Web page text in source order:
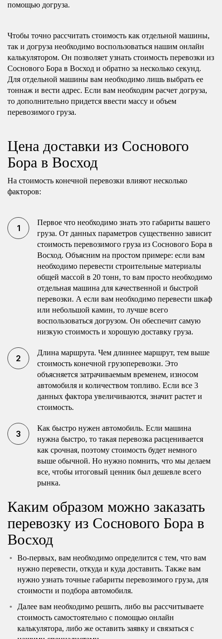
помощью догруза.
Чтобы точно рассчитать стоимость как отдельной машины,
так и догруза необходимо воспользоваться нашим онлайн
калькулятором. Он позволяет узнать стоимость перевозки из
Соснового Бора в Восход и обратно за несколько секунд.
Для отдельной машины вам необходимо лишь выбрать ее
тоннаж и вести адрес. Если вам необходим расчет догруза,
то дополнительно придется ввести массу и объем
перевозимого груза.
Цена доставки из Соснового
Бора в Восход
На стоимость конечной перевозки влияют несколько
факторов:
Первое что необходимо знать это габариты вашего
груза. От данных параметров существенно зависит
стоимость перевозимого груза из Соснового Бора в
Восход. Объясним на простом примере: если вам
необходимо перевести строительные материалы
общей массой в 20 тонн, то вам просто необходимо
отдельная машина для качественной и быстрой
перевозки. А если вам необходимо перевести шкаф
или небольшой камин, то лучше всего
воспользоваться догрузом. Он обеспечит самую
низкую стоимость и хорошую доставку груза.
Длина маршрута. Чем длиннее маршрут, тем выше
стоимость конечной грузоперевозки. Это
объясняется затрачиваемым временем, износом
автомобиля и количеством топливо. Если все 3
данных фактора увеличиваются, значит растет и
стоимость.
Как быстро нужен автомобиль. Если машина
нужна быстро, то такая перевозка расценивается
как срочная, поэтому стоимость будет немного
выше обычной. Но нужно помнить, что мы делаем
все, чтобы итоговый ценник был дешевле всего
рынка.
Каким образом можно заказать
перевозку из Соснового Бора в
Восход
Во-первых, вам необходимо определится с тем, что вам
нужно перевести, откуда и куда доставить. Также вам
нужно узнать точные габариты перевозимого груза, для
стоимости и подбора автомобиля.
Далее вам необходимо решить, либо вы рассчитываете
стоимость самостоятельно с помощью онлайн
калькулятора, либо же оставить заявку и связаться с